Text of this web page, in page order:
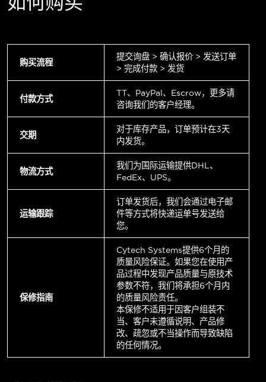
购买流程
提交询盘 > 确认报价 > 发送订单
> 完成付款 > 发货
付款方式
TT、PayPal、Escrow，更多请
咨询我们的客户经理。
交期
对于库存产品，订单预计在3天
内发货。
物流方式
我们为国际运输提供DHL、
FedEx、UPS。
运输跟踪
订单发货后，我们会通过电子邮
件等方式将快递运单号发送给
您。
保修指南
Cytech Systems提供6个月的
质量风险保证。如果您在使用产
品过程中发现产品质量与原技术
参数不符，我们将承担6个月内
的质量风险责任。
本保修不适用于因客户组装不
当、客户未遵循说明、产品修
改、疏忽或不当操作而导致缺陷
的任何情况。